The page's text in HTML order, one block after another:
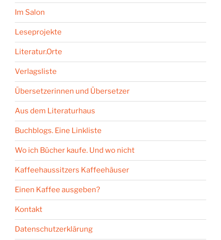
Im Salon
Leseprojekte
Literatur.Orte
Verlagsliste
Übersetzerinnen und Übersetzer
Aus dem Literaturhaus
Buchblogs. Eine Linkliste
Wo ich Bücher kaufe. Und wo nicht
Kaffeehaussitzers Kaffeehäuser
Einen Kaffee ausgeben?
Kontakt
Datenschutzerklärung